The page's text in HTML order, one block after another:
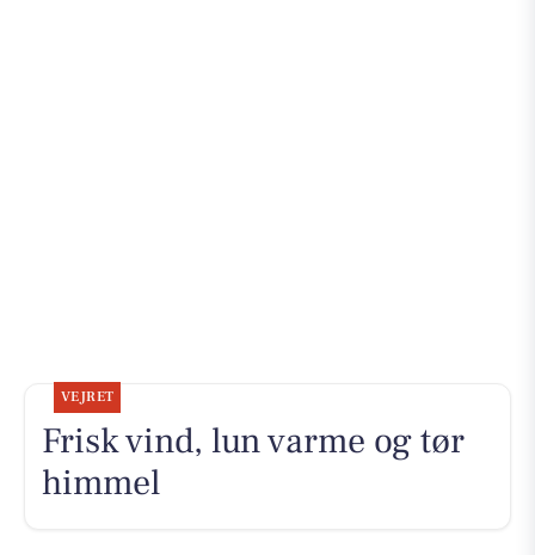
VEJRET
Frisk vind, lun varme og tør
himmel